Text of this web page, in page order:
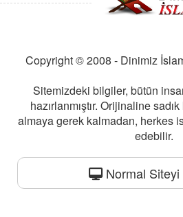
Copyright © 2008 - Dinimiz
Sitemizdeki bilgiler, bütün
hazırlanmıştır. Orijinaline
almaya gerek kalmadan, herkes
edebilir.
Normal